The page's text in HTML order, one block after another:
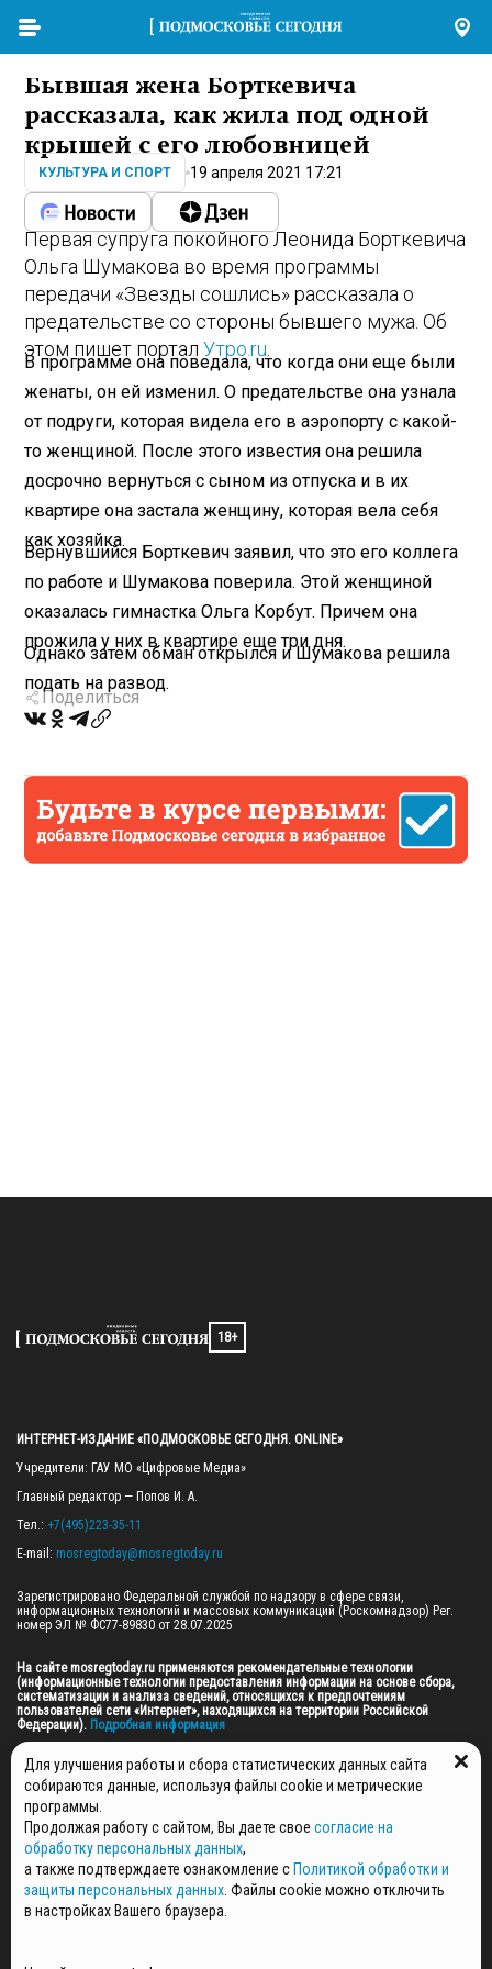
Бывшая жена Борткевича
рассказала, как жила под одной
крышей с его любовницей
КУЛЬТУРА И СПОРТ 19 апреля 2021 17:21
Первая супруга покойного Леонида Борткевича
Ольга Шумакова во время программы
передачи «Звезды сошлись» рассказала о
предательстве со стороны бывшего мужа. Об
этом пишет порталУтро.ru
В программе она поведала, что когда они еще были
женаты, он ей изменил. О предательстве она узнала
от подруги, которая видела его в аэропорту с какой-
то женщиной. После этого известия она решила
досрочно вернуться с сыном из отпуска и в их
квартире она застала женщину, которая вела себя
как хозяйка.
Вернувшийся Борткевич заявил, что это его коллега
по работе и Шумакова поверила. Этой женщиной
оказалась гимнастка Ольга Корбут. Причем она
прожила у них в квартире еще три дня.
Однако затем обман открылся и Шумакова решила
подать на развод.
Поделиться
18+
ИНТЕРНЕТ-ИЗДАНИЕ «ПОДМОСКОВЬЕ СЕГОДНЯ. ONLINE»
Учредители: ГАУ МО «Цифровые Медиа»
Главный редактор — Попов И. А.
Тел.: +7(495)223-35-11
E-mail: mosregtoday@mosregtoday.ru
Зарегистрировано Федеральной службой по надзору в сфере связи,
информационных технологий и массовых коммуникаций (Роскомнадзор) Рег.
номер ЭЛ № ФС77-89830 от 28.07.2025
На сайте mosregtoday.ru применяются рекомендательные технологии
(информационные технологии предоставления информации на основе сбора,
систематизации и анализа сведений, относящихся к предпочтениям
пользователей сети «Интернет», находящихся на территории Российской
Федерации). Подробная информация
© 2026 ПРАВА НА ВСЕ МАТЕРИАЛЫ САЙТА ПРИНАДЛЕЖАТ ГАУ МО "ЦИФРОВЫЕ
МЕДИА" (ОГРН: 1255000059467).
ПОЛИТИКА ОБРАБОТКИ И ЗАЩИТЫ ПЕРСОНАЛЬНЫХ ДАННЫХ
НОВОСТИ
ГАЗЕТЫ
РЕКЛАМОДАТЕЛЯМ
Для улучшения работы и сбора статистических данных сайта
собираются данные, используя файлы cookie и метрические
программы.
Продолжая работу с сайтом, Вы даете свое согласие на
обработку персональных данных,
а также подтверждаете ознакомление с Политикой обработки и
защиты персональных данных . Файлы cookie можно отключить
в настройках Вашего браузера.